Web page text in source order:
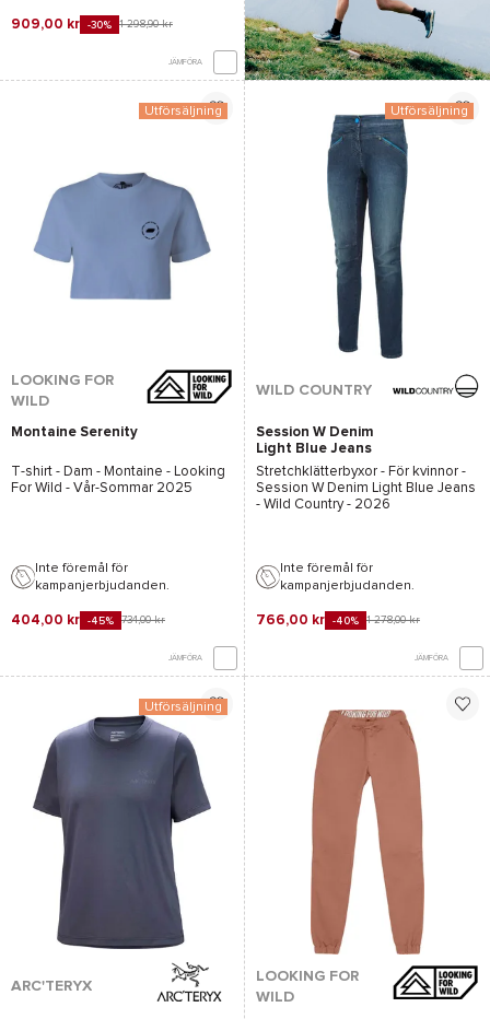
909,00 kr -30% 1 298,90 kr
JÄMFÖRA
*Se villkor här
Utförsäljning
LOOKING FOR
WILD
Montaine Serenity
T-shirt - Dam - Montaine - Looking
For Wild - Vår-Sommar 2025
Inte föremål för
kampanjerbjudanden.
404,00 kr -45% 734,00 kr
JÄMFÖRA
Utförsäljning
WILD COUNTRY
Session W Denim
Light Blue Jeans
Stretchklätterbyxor - För kvinnor -
Session W Denim Light Blue Jeans
- Wild Country- 2026
Inte föremål för
kampanjerbjudanden.
766,00 kr -40% 1 278,00 kr
JÄMFÖRA
Utförsäljning
ARC'TERYX
LOOKING FOR
WILD